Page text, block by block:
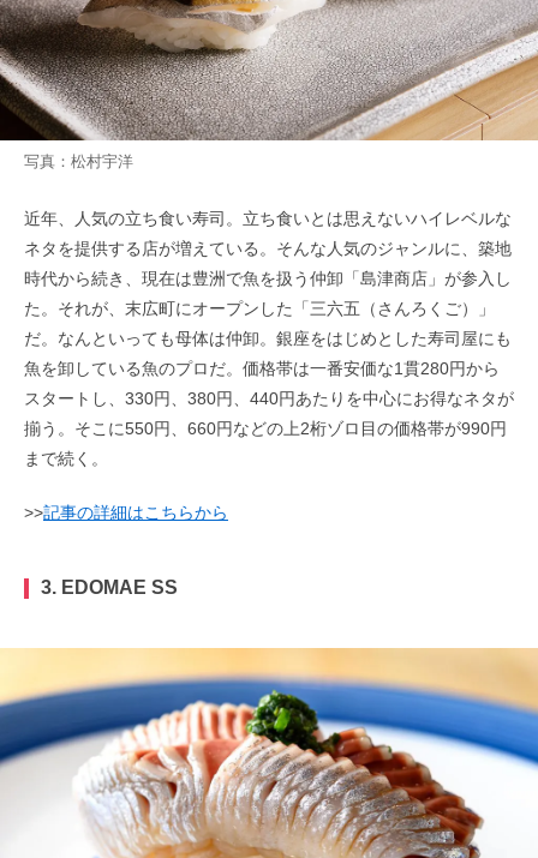
写真：松村宇洋
近年、人気の立ち食い寿司。立ち食いとは思えないハイレベルな
ネタを提供する店が増えている。そんな人気のジャンルに、築地
時代から続き、現在は豊洲で魚を扱う仲卸「島津商店」が参入し
た。それが、末広町にオープンした「三六五（さんろくご）」
だ。なんといっても母体は仲卸。銀座をはじめとした寿司屋にも
魚を卸している魚のプロだ。価格帯は一番安価な1貫280円から
スタートし、330円、380円、440円あたりを中心にお得なネタが
揃う。そこに550円、660円などの上2桁ゾロ目の価格帯が990円
まで続く。
>>記事の詳細はこちらから
3. EDOMAE SS